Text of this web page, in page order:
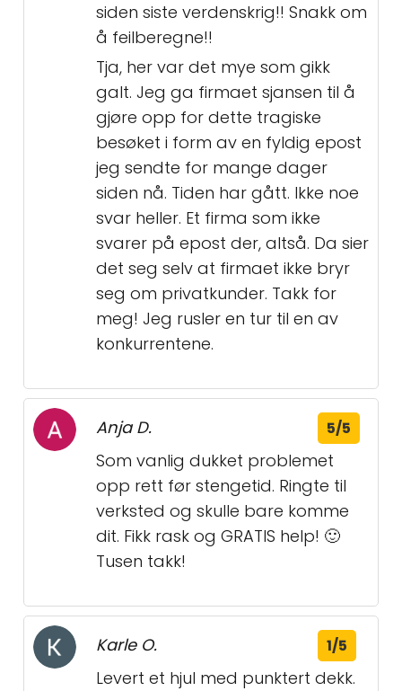
siden siste verdenskrig!! Snakk om
å feilberegne!!
Tja, her var det mye som gikk
galt. Jeg ga firmaet sjansen til å
gjøre opp for dette tragiske
besøket i form av en fyldig epost
jeg sendte for mange dager
siden nå. Tiden har gått. Ikke noe
svar heller. Et firma som ikke
svarer på epost der, altså. Da sier
det seg selv at firmaet ikke bryr
seg om privatkunder. Takk for
meg! Jeg rusler en tur til en av
konkurrentene.
Anja D. 5/5
Som vanlig dukket problemet
opp rett før stengetid. Ringte til
verksted og skulle bare komme
dit. Fikk rask og GRATIS help! 🙂
Tusen takk!
Karle O. 1/5
Levert et hjul med punktert dekk.